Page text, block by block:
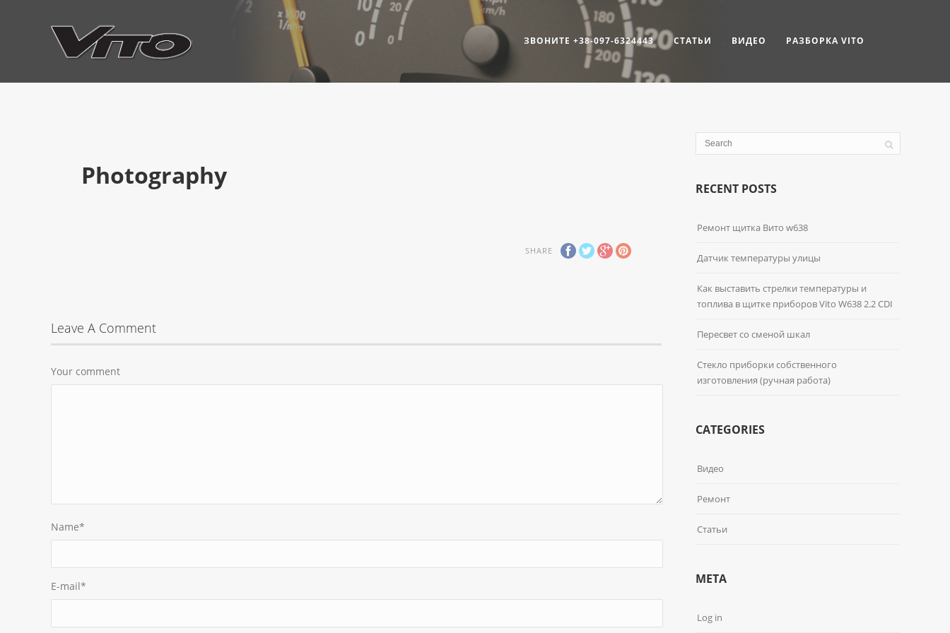
ЗВОНИТЕ +38-097-6324443 СТАТЬИ ВИДЕО РАЗБОРКА VITO
Photography
SHARE
Leave A Comment
Your comment
Name*
E-mail*
RECENT POSTS
Ремонт щитка Вито w638
Датчик температуры улицы
Как выставить стрелки температуры и
топлива в щитке приборов Vito W638 2.2 CDI
Пересвет со сменой шкал
Стекло приборки собственного
изготовления (ручная работа)
CATEGORIES
Видео
Ремонт
Статьи
META
Log in